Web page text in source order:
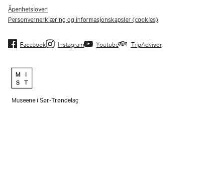
Åpenhetsloven
Personvernerklæring og informasjonskapsler (cookies)
Facebook Instagram Youtube TripAdvisor
Museene i Sør-Trøndelag